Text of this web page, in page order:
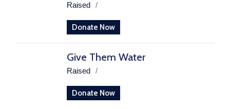
Raised /
Donate Now
Give Them Water
Raised /
Donate Now